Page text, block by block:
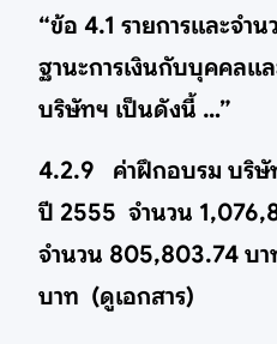
“ข้อ 4.1 รายการและจำ
ฐานะการเงินกับบุคคลแ
บริษัทฯ เป็นดังนี้ …”
4.2.9 ค่าฝึกอบรม บริษั
ปี 2555 จำนวน
จำนวน 805,803.74 บา
บาท (ดูเอกสาร)